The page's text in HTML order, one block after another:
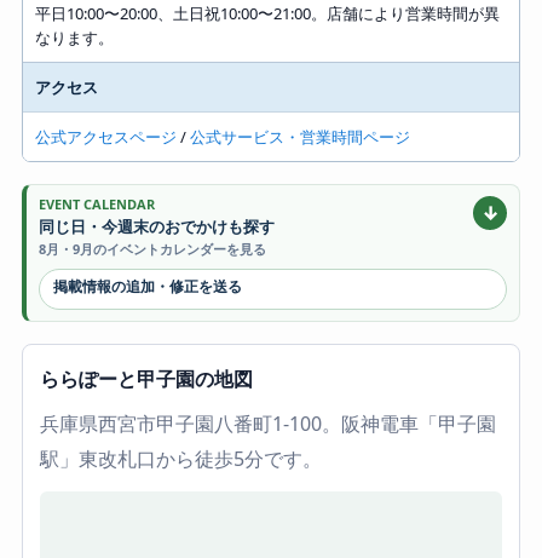
平日10:00〜20:00、土日祝10:00〜21:00。店舗により営業時間が異
なります。
アクセス
公式アクセスページ /公式サービス・営業時間ページ
EVENT CALENDAR
同じ日・今週末のおでかけも探す
8月・9月のイベントカレンダーを見る
↓
掲載情報の追加・修正を送る
ららぽーと甲子園の地図
兵庫県西宮市甲子園八番町1-100。阪神電車「甲子園
駅」東改札口から徒歩5分です。